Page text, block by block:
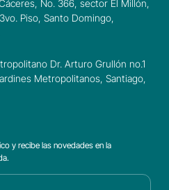
No. 366, sector El Millón,
Piso, Santo Domingo,
Dr. Arturo Grullón no.1
Metropolitanos, Santiago,
y recibe las novedades en la